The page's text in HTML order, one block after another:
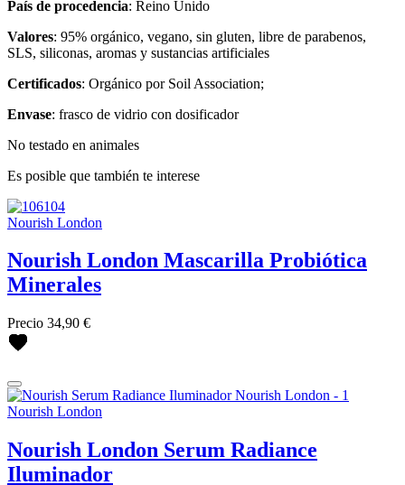
País de procedencia: Reino Unido
Valores: 95% orgánico, vegano, sin gluten, libre de parabenos,
SLS, siliconas, aromas y sustancias artificiales
Certificados: Orgánico por Soil Association;
Envase: frasco de vidrio con dosificador
No testado en animales
Es posible que también te interese
Nourish London
Nourish London Mascarilla Probiótica
Minerales
Precio 34,90 €
Nourish London
Nourish London Serum Radiance
Iluminador